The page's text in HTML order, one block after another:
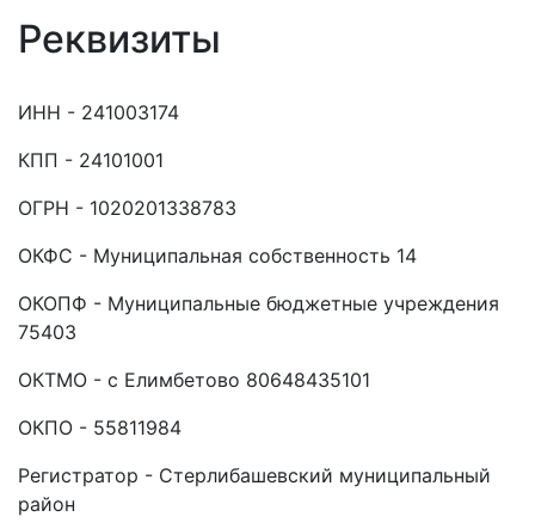
Реквизиты
ИНН - 241003174
КПП - 24101001
ОГРН - 1020201338783
ОКФС - Муниципальная собственность 14
ОКОПФ - Муниципальные бюджетные учреждения
75403
ОКТМО - с Елимбетово 80648435101
ОКПО - 55811984
Регистратор - Стерлибашевский муниципальный
район